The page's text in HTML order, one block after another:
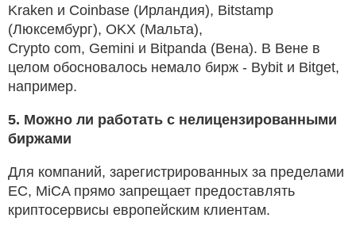
Kraken и Coinbase (Ирландия), Bitstamp
(Люксембург), OKX (Мальта),
Crypto com, Gemini и Bitpanda (Вена). В Вене в
целом обосновалось немало бирж - Bybit и Bitget,
например.
5. Можно ли работать с нелицензированными
биржами
Для компаний, зарегистрированных за пределами
ЕС, MiCA прямо запрещает предоставлять
криптосервисы европейским клиентам.